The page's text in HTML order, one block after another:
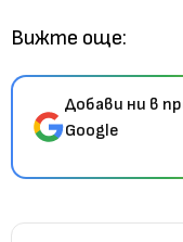
Вижте още:
Добави ни в
Google